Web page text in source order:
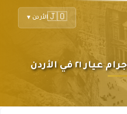
🇯🇴الأردن ▼